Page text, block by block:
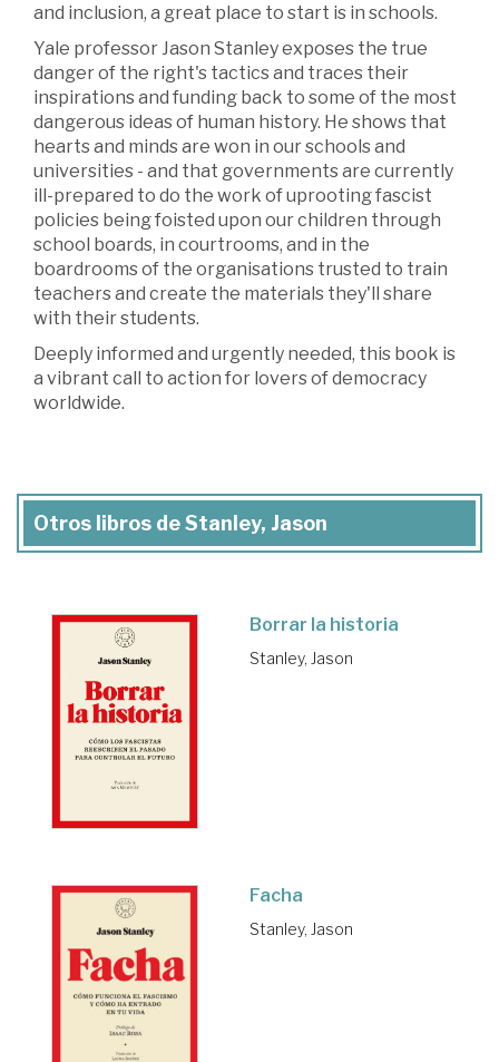
and inclusion, a great place to start is in schools.
Yale professor Jason Stanley exposes the true
danger of the right's tactics and traces their
inspirations and funding back to some of the most
dangerous ideas of human history. He shows that
hearts and minds are won in our schools and
universities - and that governments are currently
ill-prepared to do the work of uprooting fascist
policies being foisted upon our children through
school boards, in courtrooms, and in the
boardrooms of the organisations trusted to train
teachers and create the materials they'll share
with their students.
Deeply informed and urgently needed, this book is
a vibrant call to action for lovers of democracy
worldwide.
Otros libros de Stanley, Jason
Borrar la historia
Stanley, Jason
Facha
Stanley, Jason